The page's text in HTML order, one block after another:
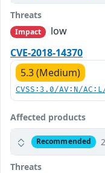
Threats
Impact
low
CVE-2018-14370
5.3 (Medium)
CVSS:3.0/AV:N/
Affected products
Recommended
Threats